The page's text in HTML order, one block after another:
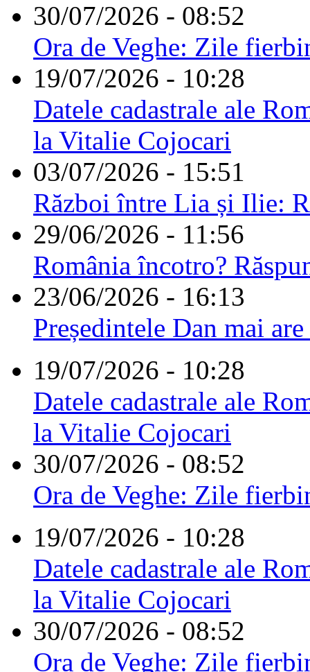
30/07/2026 - 08:52
Ora de Veghe: Zile
19/07/2026 - 10:28
Datele cadastrale ale
la Vitalie Cojocari
03/07/2026 - 15:51
Război între Lia și Ilie:
29/06/2026 - 11:56
România încotro?
23/06/2026 - 16:13
Președintele Dan mai
19/07/2026 - 10:28
Datele cadastrale ale
la Vitalie Cojocari
30/07/2026 - 08:52
Ora de Veghe: Zile
19/07/2026 - 10:28
Datele cadastrale ale
la Vitalie Cojocari
30/07/2026 - 08:52
Ora de Veghe: Zile